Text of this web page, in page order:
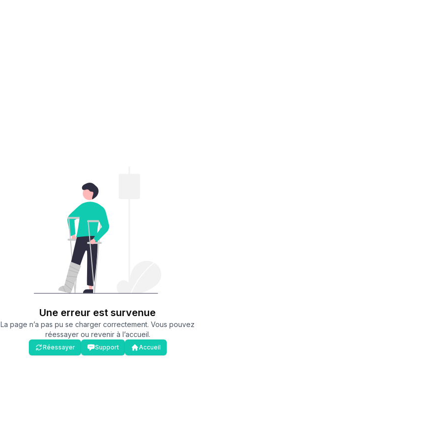
Une erreur est survenue
La page n’a pas pu se charger correctement. Vous pouvez
réessayer ou revenir à l’accueil.
Réessayer Support Accueil